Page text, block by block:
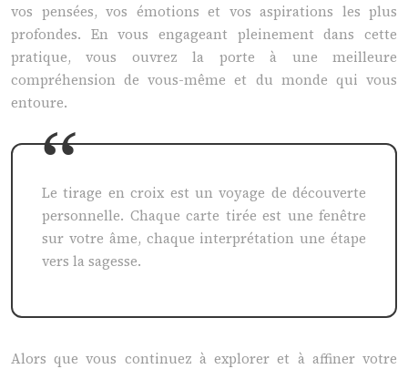
vos pensées, vos émotions et vos aspirations les plus
profondes. En vous engageant pleinement dans cette
pratique, vous ouvrez la porte à une meilleure
compréhension de vous-même et du monde qui vous
entoure.
Le tirage en croix est un voyage de découverte
personnelle. Chaque carte tirée est une fenêtre
sur votre âme, chaque interprétation une étape
vers la sagesse.
Alors que vous continuez à explorer et à affiner votre